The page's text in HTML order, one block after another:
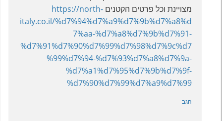
מצויינת וכל פרטים הקטנים https://north-
italy.co.il/%d7%94%d7%a9%d7%9b%d7%a8%d
7%aa-%d7%a8%d7%9b%d7%91-
%d7%91%d7%90%d7%99%d7%98%d7%9c%d7
%99%d7%94-%d7%93%d7%a8%d7%9a-
%d7%a1%d7%95%d7%9b%d7%9f-
%d7%90%d7%99%d7%a9%d7%99
הגב